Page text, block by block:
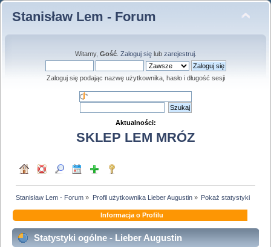
Stanisław Lem - Forum
Witamy, Gość. Zaloguj sięlub zarejestruj.
Zaloguj się podając nazwę użytkownika, hasło i długość sesji
Aktualności:
SKLEP LEM MRÓZ
Stanisław Lem - Forum » Profil użytkownika Lieber Augustin» Pokaż statystyki
Informacja o Profilu
Statystyki ogólne - Lieber Augustin